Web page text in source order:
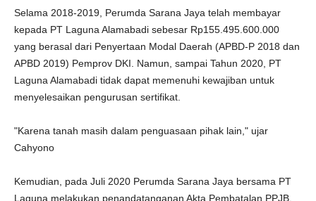
Selama 2018-2019, Perumda Sarana Jaya telah membayar
kepada PT Laguna Alamabadi sebesar Rp155.495.600.000
yang berasal dari Penyertaan Modal Daerah (APBD-P 2018 dan
APBD 2019) Pemprov DKI. Namun, sampai Tahun 2020, PT
Laguna Alamabadi tidak dapat memenuhi kewajiban untuk
menyelesaikan pengurusan sertifikat.
"Karena tanah masih dalam penguasaan pihak lain," ujar
Cahyono
Kemudian, pada Juli 2020 Perumda Sarana Jaya bersama PT
Laguna melakukan penandatanganan Akta Pembatalan PPJB.